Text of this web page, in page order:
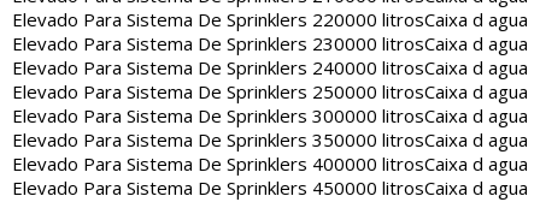
Elevado Para Sistema De Sprinklers 220000 litrosCaixa d agua
Elevado Para Sistema De Sprinklers 230000 litrosCaixa d agua
Elevado Para Sistema De Sprinklers 240000 litrosCaixa d agua
Elevado Para Sistema De Sprinklers 250000 litrosCaixa d agua
Elevado Para Sistema De Sprinklers 300000 litrosCaixa d agua
Elevado Para Sistema De Sprinklers 350000 litrosCaixa d agua
Elevado Para Sistema De Sprinklers 400000 litrosCaixa d agua
Elevado Para Sistema De Sprinklers 450000 litrosCaixa d agua